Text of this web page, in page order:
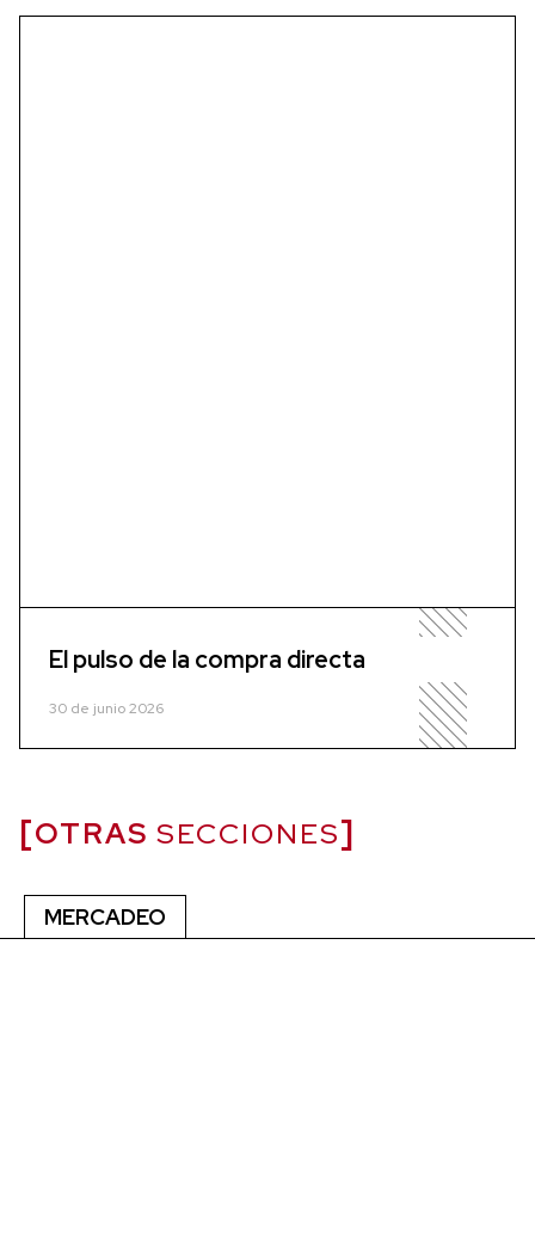
El pulso de la compra directa
30 de junio 2026
OTRAS SECCIONES
MERCADEO